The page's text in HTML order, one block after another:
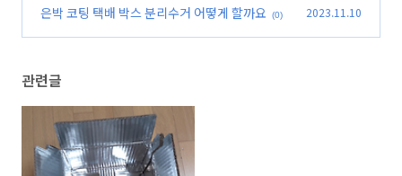
은박 코팅 택배 박스 분리수거 어떻게 할까요
(0) 2023.11.10
관련글